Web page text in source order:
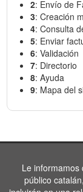
2: Envío de
3: Creación
4: Consulta
5: Enviar
6: Validación
7: Directorio
8: Ayuda
9: Mapa del
Le informamos
público